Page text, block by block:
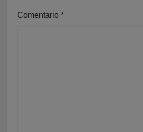
Comentario *